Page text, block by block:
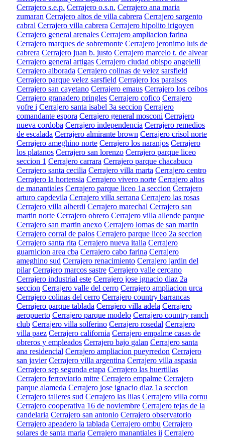
Cerrajero s.e.p. Cerrajero o.s.n. Cerrajero ana maria
zumaran Cerrajero altos de villa cabrera Cerrajero sargento
cabral Cerrajero villa cabrera Cerrajero hipolito irigoyen
Cerrajero general arenales Cerrajero ampliacion farina
Cerrajero marques de sobremonte Cerrajero jeronimo luis de
cabrera Cerrajero juan b. justo Cerrajero marcelo t. de alvear
Cerrajero general artigas Cerrajero ciudad obispo angelelli
Cerrajero alborada Cerrajero colinas de velez sarsfield
Cerrajero parque velez sarsfield Cerrajero los paraisos
Cerrajero san cayetano Cerrajero emaus Cerrajero los ceibos
Cerrajero granadero pringles Cerrajero cofico Cerrajero
yofre i Cerrajero santa isabel 3a seccion Cerrajero
comandante espora Cerrajero general mosconi Cerrajero
nueva cordoba Cerrajero independencia Cerrajero remedios
de escalada Cerrajero almirante brown Cerrajero crisol norte
Cerrajero ameghino norte Cerrajero los naranjos Cerrajero
los platanos Cerrajero san lorenzo Cerrajero parque liceo
seccion 1 Cerrajero carrara Cerrajero parque chacabuco
Cerrajero santa cecilia Cerrajero villa marta Cerrajero centro
Cerrajero la hortensia Cerrajero vivero norte Cerrajero altos
de manantiales Cerrajero parque liceo 1a seccion Cerrajero
arturo capdevila Cerrajero villa serrana Cerrajero las rosas
Cerrajero villa alberdi Cerrajero marechal Cerrajero san
martin norte Cerrajero obrero Cerrajero villa allende parque
Cerrajero san martin anexo Cerrajero lomas de san martin
Cerrajero corral de palos Cerrajero parque liceo 2a seccion
Cerrajero santa rita Cerrajero nueva italia Cerrajero
guarnicion area cba Cerrajero cabo farina Cerrajero
ameghino sud Cerrajero renacimiento Cerrajero jardin del
pilar Cerrajero marcos sastre Cerrajero valle cercano
Cerrajero industrial este Cerrajero jose ignacio diaz 2a
seccion Cerrajero valle del cerro Cerrajero ampliacion urca
Cerrajero colinas del cerro Cerrajero country barrancas
Cerrajero parque tablada Cerrajero villa adela Cerrajero
aeropuerto Cerrajero parque modelo Cerrajero country ranch
club Cerrajero villa solferino Cerrajero rosedal Cerrajero
villa paez Cerrajero california Cerrajero empalme casas de
obreros y empleados Cerrajero bajo galan Cerrajero santa
ana residencial Cerrajero ampliacion pueyrredon Cerrajero
san javier Cerrajero villa argentina Cerrajero villa aspasia
Cerrajero sep segunda etapa Cerrajero las huertillas
Cerrajero ferroviario mitre Cerrajero empalme Cerrajero
parque alameda Cerrajero jose ignacio diaz 1a seccion
Cerrajero talleres sud Cerrajero las lilas Cerrajero villa cornu
Cerrajero cooperativa 16 de noviembre Cerrajero tejas de la
candelaria Cerrajero san antonio Cerrajero observatorio
Cerrajero apeadero la tablada Cerrajero ombu Cerrajero
solares de santa maria Cerrajero manantiales ii Cerrajero